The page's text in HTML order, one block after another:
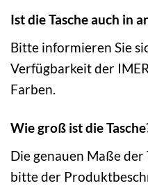
Ist die Tasche auch in
Bitte informieren Sie
Verfügbarkeit der
Farben.
Wie groß ist die
Die genauen Maße der
bitte der